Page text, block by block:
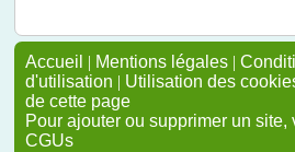
Accueil | Mentions légales |
d'utilisation | Utilisation des
de cette page
Pour ajouter ou supprimer un site,
CGUs